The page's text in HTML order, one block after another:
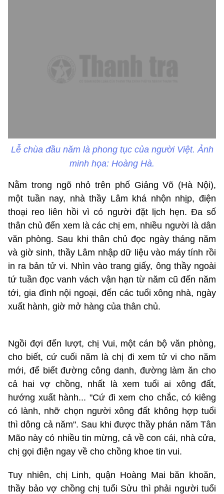
Lễ chùa đầu năm là phong tục của người Việt. Ảnh
minh họa: Hoàng Hà.
Nằm trong ngõ nhỏ trên phố Giảng Võ (Hà Nội),
một tuần nay, nhà thầy Lâm khá nhộn nhịp, điện
thoại reo liên hồi vì có người đặt lịch hẹn. Đa số
thân chủ đến xem là các chị em, nhiều người là dân
văn phòng. Sau khi thân chủ đọc ngày tháng năm
và giờ sinh, thầy Lâm nhập dữ liệu vào máy tính rồi
in ra bản tử vi. Nhìn vào trang giấy, ông thầy ngoài
tứ tuần đọc vanh vách vận hạn từ năm cũ đến năm
tới, gia đình nội ngoại, đến các tuổi xông nhà, ngày
xuất hành, giờ mở hàng của thân chủ.
Ngồi đợi đến lượt, chị Vui, một cán bộ văn phòng,
cho biết, cứ cuối năm là chị đi xem tử vi cho năm
mới, để biết đường công danh, đường làm ăn cho
cả hai vợ chồng, nhất là xem tuổi ai xông đất,
hướng xuất hành... "Cứ đi xem cho chắc, có kiêng
có lành, nhỡ chọn người xông đất không hợp tuổi
thì dông cả năm". Sau khi được thầy phán năm Tân
Mão này có nhiều tin mừng, cả về con cái, nhà cửa,
chị gọi điện ngay về cho chồng khoe tin vui.
Tuy nhiên, chị Linh, quận Hoàng Mai băn khoăn,
thầy bảo vợ chồng chị tuổi Sửu thì phải người tuổi